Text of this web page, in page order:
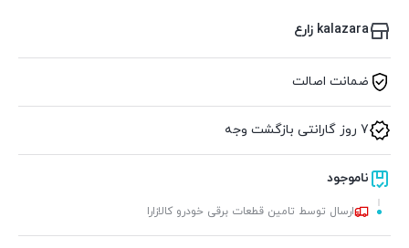
kalazara زارع
ضمانت اصالت
7 روز گارانتی بازگشت وجه
ناموجود
ارسال توسط تامین قطعات برقی خودرو کالازارا